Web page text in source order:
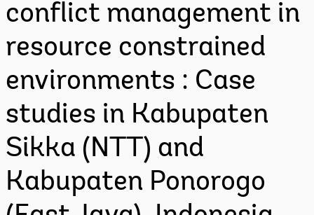
conflict management in
resource constrained
environments : Case
studies in Kabupaten
Sikka (NTT) and
Kabupaten Ponorogo